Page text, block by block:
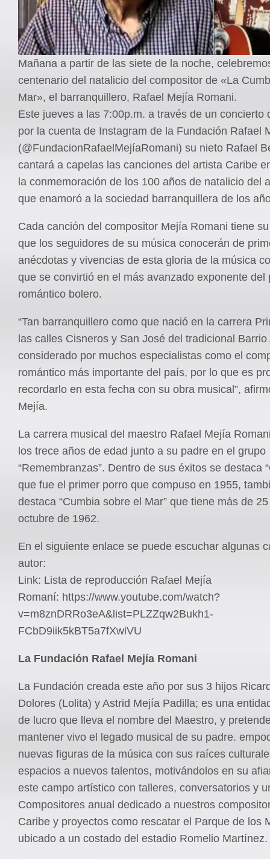
Mañana a partir de las siete de la noche,
centenario del natalicio del compositor de «La
Mar», el barranquillero, Rafael Mejía Romani.
Este jueves a las 7:00p.m. a través de un concierto
por la cuenta de Instagram de la Fundación Rafael
(@FundacionRafaelMejíaRomani) su nieto Rafael
cantará a capelas las canciones del artista Caribe
la conmemoración de los 100 años de natalicio del
que enamoró a la sociedad barranquillera de los
Cada canción del compositor Mejía Romani tiene
que los seguidores de su música conocerán de
anécdotas y vivencias de esta gloria de la música
que se convirtió en el más avanzado exponente del
romántico bolero.
“Tan barranquillero como que nació en la carrera
las calles Cisneros y San José del tradicional Barrio
considerado por muchos especialistas como el
romántico más importante del país, por lo que es
recordarlo en esta fecha con su obra musical”,
Mejía.
La carrera musical del maestro Rafael Mejía
los trece años de edad junto a su padre en el grupo
“Remembranzas”. Dentro de sus éxitos se destaca
que fue el primer porro que compuso en 1955,
destaca “Cumbia sobre el Mar” que tiene más de
octubre de 1962.
En el siguiente enlace se puede escuchar algunas
autor:
Link: Lista de reproducción Rafael Mejía
Romaní: https://www.youtube.com/watch?
v=m8znDRRo3eA&list=PLZZqw2Bukh1-
FCbD9iik5kBT5a7fXwiVU
La Fundación Rafael Mejía Romani
La Fundación creada este año por sus 3 hijos
Dolores (Lolita) y Astrid Mejía Padilla; es una
de lucro que lleva el nombre del Maestro, y
mantener vivo el legado musical de su padre.
nuevas figuras de la música con sus raíces
espacios a nuevos talentos, motivándolos en su
este campo artístico con talleres, conversatorios y
Compositores anual dedicado a nuestros
Caribe y proyectos como rescatar el Parque de los
ubicado a un costado del estadio Romelio Martínez.